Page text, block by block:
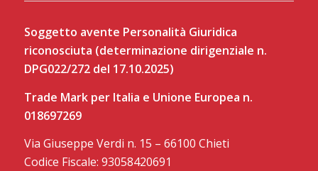
Soggetto avente Personalità Giuridica
riconosciuta (determinazione dirigenziale n.
DPG022/272 del 17.10.2025)
Trade Mark per Italia e Unione Europea n.
018697269
Via Giuseppe Verdi n. 15 – 66100 Chieti
Codice Fiscale: 93058420691